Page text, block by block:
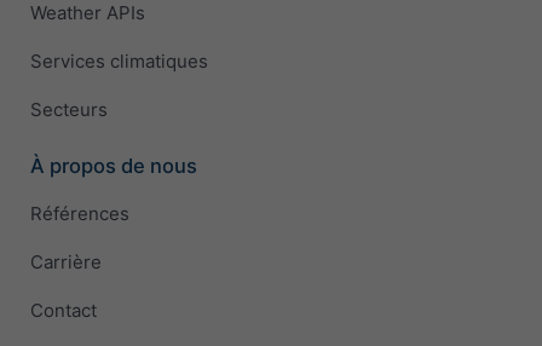
Weather APIs
Services climatiques
Secteurs
À propos de nous
Références
Carrière
Contact